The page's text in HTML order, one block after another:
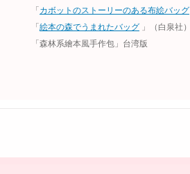
「カボットのストーリーのある布絵バッグ
「絵本の森でうまれたバッグ 」（白泉社）
「森林系繪本風手作包」台湾版